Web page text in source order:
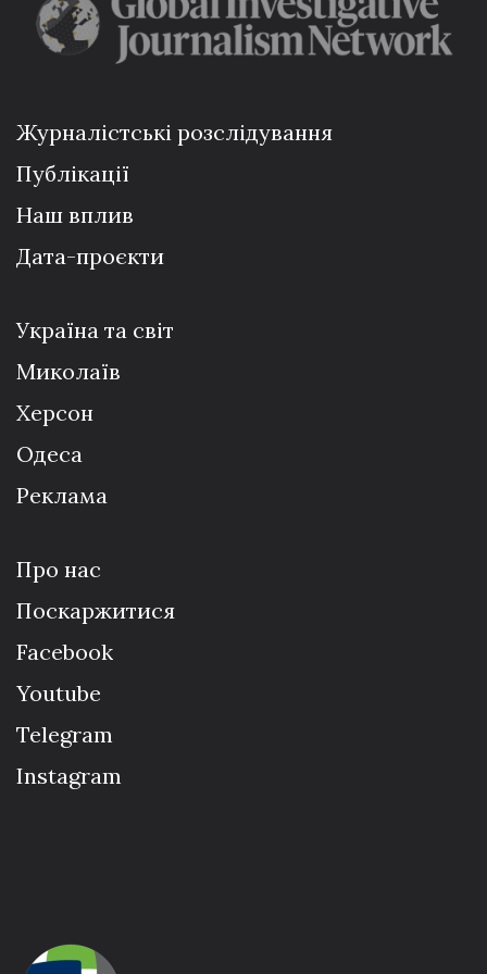
Журналістські розслідування
Публікації
Наш вплив
Дата-проєкти
Україна та світ
Миколаїв
Херсон
Одеса
Реклама
Про нас
Поскаржитися
Facebook
Youtube
Telegram
Instagram